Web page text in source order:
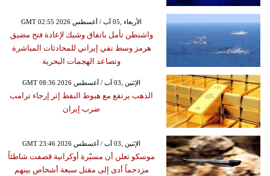
GMT 02:55 2026 الأربعاء ,05 آب / أغسطس
واشنطن تأمل باتفاق وشيك لإعادة فتح مضيق
هرمز وسط نفي إيراني للمحادثات المباشرة
وتصاعد الهجمات البحرية
GMT 08:36 2026 الإثنين ,03 آب / أغسطس
الذهب يرتفع مع هبوط النفط إثر إرجاء ترامب
ضرب إيران
GMT 23:46 2026 الإثنين ,03 آب / أغسطس
موسكو تعلن أن مسيّرة أوكرانية قصفت شاطئاً
مزدحماً أدى إلى مقتل سبعة أشخاص بينهم